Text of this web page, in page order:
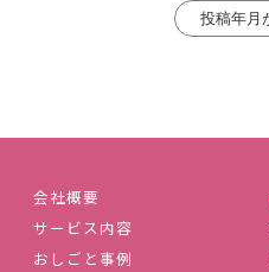
会社概要
サービス内容
おしごと事例